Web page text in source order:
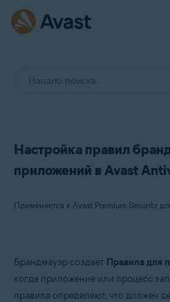
Настройка правил
приложений в Avast
Avast Premium Security 23.x для
Брандмауэр создает Правила для
когда приложение или процесс
правила определяют, что должен